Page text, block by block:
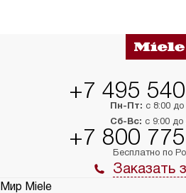
+7 495
Пн-Пт: с 8:00 до
Сб-Вс: с 9:00 до
+7 800
Бесплатно по
Заказать
Мир Miele